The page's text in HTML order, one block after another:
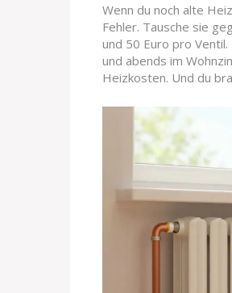
Wenn du noch alte
Fehler. Tausche sie
und 50 Euro pro
und abends im
Heizkosten. Und du